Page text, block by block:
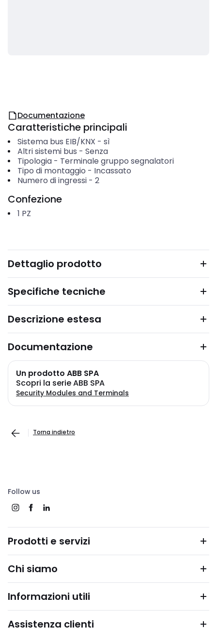
Documentazione
Caratteristiche principali
Sistema bus EIB/KNX - sì
Altri sistemi bus - Senza
Tipologia- Terminale gruppo segnalatori
Tipo di montaggio - Incassato
Numero di ingressi- 2
Confezione
1 PZ
Dettaglio prodotto
Specifiche tecniche
Descrizione estesa
Documentazione
Un prodotto ABB SPA
Scopri la serie ABB SPA
Security Modules and Terminals
Torna indietro
Follow us
Prodotti e servizi
Chi siamo
Informazioni utili
Assistenza clienti